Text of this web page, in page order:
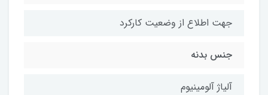
جهت اطلاع از وضعیت کارکرد
جنس بدنه
آلیاژ آلومینیوم